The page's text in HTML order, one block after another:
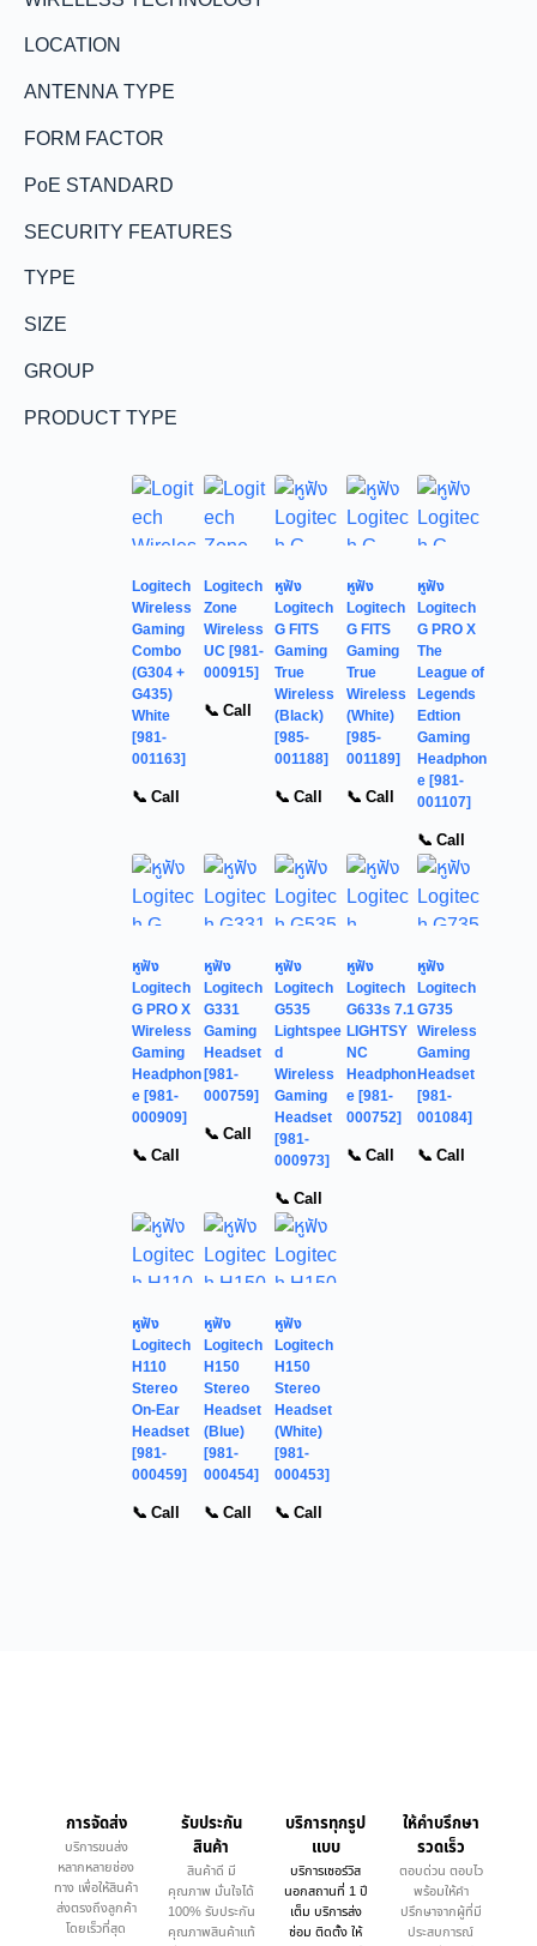
LOCATION
ANTENNA TYPE
FORM FACTOR
PoE STANDARD
SECURITY FEATURES
TYPE
SIZE
GROUP
PRODUCT TYPE
Logitech
Wireless
Gaming
Combo
(G304 +
G435)
White
[981-
001163]
📞 Call
Logitech
Zone
Wireless
UC [981-
000915]
📞 Call
หูฟัง
Logitech
G FITS
Gaming
True
Wireless
(Black)
[985-
001188]
📞 Call
หูฟัง
Logitech
G FITS
Gaming
True
Wireless
(White)
[985-
001189]
📞 Call
หูฟัง
Logitech
G PRO X
The
League of
Legends
Edtion
Gaming
Headphon
e [981-
001107]
📞 Call
หูฟัง
Logitech
G PRO X
Wireless
Gaming
Headphon
e [981-
000909]
📞 Call
หูฟัง
Logitech
G331
Gaming
Headset
[981-
000759]
📞 Call
หูฟัง
Logitech
G535
Lightspee
d
Wireless
Gaming
Headset
[981-
000973]
📞 Call
หูฟัง
Logitech
G633s 7.1
LIGHTSY
NC
Headphon
e [981-
000752]
📞 Call
หูฟัง
Logitech
G735
Wireless
Gaming
Headset
[981-
001084]
📞 Call
หูฟัง
Logitech
H110
Stereo
On-Ear
Headset
[981-
000459]
📞 Call
หูฟัง
Logitech
H150
Stereo
Headset
(Blue)
[981-
000454]
📞 Call
หูฟัง
Logitech
H150
Stereo
Headset
(White)
[981-
000453]
📞 Call
การจัดส่ง
บริการขนส่ง
หลากหลายช่อง
ทาง เพื่อให้สินค้า
ส่งตรงถึงลูกค้า
โดยเร็วที่สุด
รับประกัน
สินค้า
สินค้าดี มี
คุณภาพ มั่นใจได้
100% รับประกัน
คุณภาพสินค้าแท้
บริการทุกรูป
แบบ
บริการเซอร์วิส
นอกสถานที่ 1 ปี
เต็ม บริการส่ง
ซ่อม ติดตั้ง ให้
ให้คำบรึกษา
รวดเร็ว
ตอบด่วน ตอบไว
พร้อมให้คำ
ปรึกษาจากผู้ที่มี
ประสบการณ์